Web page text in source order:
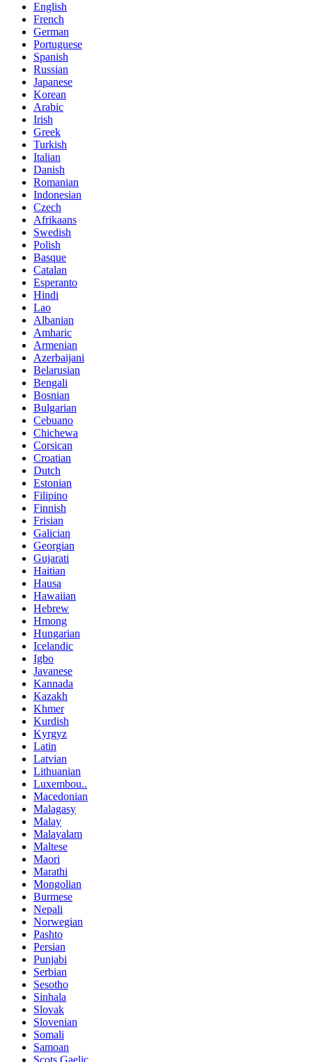
English
French
German
Portuguese
Spanish
Russian
Japanese
Korean
Arabic
Irish
Greek
Turkish
Italian
Danish
Romanian
Indonesian
Czech
Afrikaans
Swedish
Polish
Basque
Catalan
Esperanto
Hindi
Lao
Albanian
Amharic
Armenian
Azerbaijani
Belarusian
Bengali
Bosnian
Bulgarian
Cebuano
Chichewa
Corsican
Croatian
Dutch
Estonian
Filipino
Finnish
Frisian
Galician
Georgian
Gujarati
Haitian
Hausa
Hawaiian
Hebrew
Hmong
Hungarian
Icelandic
Igbo
Javanese
Kannada
Kazakh
Khmer
Kurdish
Kyrgyz
Latin
Latvian
Lithuanian
Luxembou..
Macedonian
Malagasy
Malay
Malayalam
Maltese
Maori
Marathi
Mongolian
Burmese
Nepali
Norwegian
Pashto
Persian
Punjabi
Serbian
Sesotho
Sinhala
Slovak
Slovenian
Somali
Samoan
Scots Gaelic